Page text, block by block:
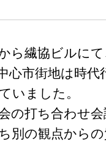
ら繊協ビルに
心市街地は時代
いました。
の打ち合わせ
別の観点から